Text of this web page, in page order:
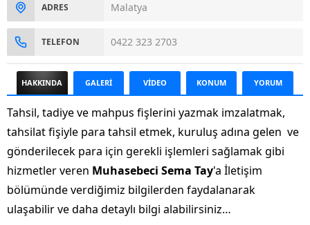
ADRES Malatya
TELEFON 0422 323 2703
HAKKINDA GALERİ VİDEO KONUM YORUM
Tahsil, tadiye ve mahpus fişlerini yazmak imzalatmak,
tahsilat fişiyle para tahsil etmek, kuruluş adına gelen ve
gönderilecek para için gerekli işlemleri sağlamak gibi
hizmetler veren Muhasebeci Sema Tay'a İletişim
bölümünde verdiğimiz bilgilerden faydalanarak
ulaşabilir ve daha detaylı bilgi alabilirsiniz…